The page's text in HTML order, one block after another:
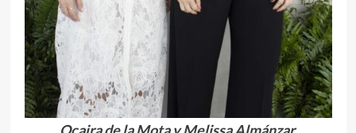
Ocaira de la Mota y Melissa Almánzar.